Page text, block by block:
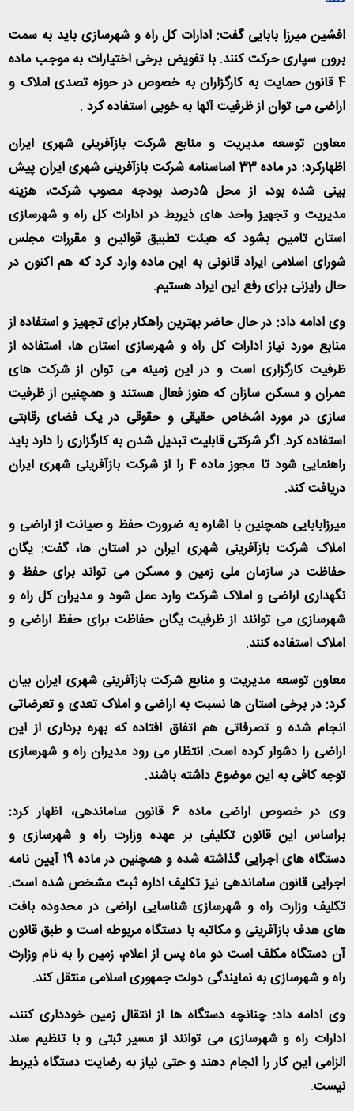
افشین میرزا بابایی گفت: ادارات کل راه و شهرسازی باید به سمت
برون سپاری حرکت کنند. با تفویض برخی اختیارات به موجب ماده
4 قانون حمایت به کارگزاران به خصوص در حوزه تصدی املاک و
اراضی می توان از ظرفیت آنها به خوبی استفاده کرد .
معاون توسعه مدیریت و منابع شرکت بازآفرینی شهری ایران
اظهارکرد: در ماده 33 اساسنامه شرکت بازآفرینی شهری ایران پیش
بینی شده بود، از محل 5درصد بودجه مصوب شرکت، هزینه
مدیریت و تجهیز واحد های ذیربط در ادارات کل راه و شهرسازی
استان تامین بشود که هیئت تطبیق قوانین و مقررات مجلس
شورای اسلامی ایراد قانونی به این ماده وارد کرد که هم اکنون در
حال رایزنی برای رفع این ایراد هستیم.
وی ادامه داد: در حال حاضر بهترین راهکار برای تجهیز و استفاده از
منابع مورد نیاز ادارات کل راه و شهرسازی استان ها، استفاده از
ظرفیت کارگزاری است و در این زمینه می توان از شرکت های
عمران و مسکن سازان که هنوز فعال هستند و همچنین از ظرفیت
سازی در مورد اشخاص حقیقی و حقوقی در یک فضای رقابتی
استفاده کرد. اگر شرکتی قابلیت تبدیل شدن به کارگزاری را دارد باید
راهنمایی شود تا مجوز ماده 4 را از شرکت بازآفرینی شهری ایران
دریافت کند.
میرزابابایی همچنین با اشاره به ضرورت حفظ و صیانت از اراضی و
املاک شرکت بازآفرینی شهری ایران در استان ها، گفت: یگان
حفاظت در سازمان ملی زمین و مسکن می تواند برای حفظ و
نگهداری اراضی و املاک شرکت وارد عمل شود و مدیران کل راه و
شهرسازی می توانند از ظرفیت یگان حفاظت برای حفظ اراضی و
املاک استفاده کنند.
معاون توسعه مدیریت و منابع شرکت بازآفرینی شهری ایران بیان
کرد: در برخی استان ها نسبت به اراضی و املاک تعدی و تعرضاتی
انجام شده و تصرفاتی هم اتفاق افتاده که بهره برداری از این
اراضی را دشوار کرده است. انتظار می رود مدیران راه و شهرسازی
توجه کافی به این موضوع داشته باشند.
وی در خصوص اراضی ماده 6 قانون ساماندهی، اظهار کرد:
براساس این قانون تکلیفی بر عهده وزارت راه و شهرسازی و
دستگاه های اجرایی گذاشته شده و همچنین در ماده 19 آیین نامه
اجرایی قانون ساماندهی نیز تکلیف اداره ثبت مشخص شده است.
تکلیف وزارت راه و شهرسازی شناسایی اراضی در محدوده بافت
های هدف بازآفرینی و مکاتبه با دستگاه مربوطه است و طبق قانون
آن دستگاه مکلف است دو ماه پس از اعلام، زمین را به نام وزارت
راه و شهرسازی به نمایندگی دولت جمهوری اسلامی منتقل کند.
وی ادامه داد: چنانچه دستگاه ها از انتقال زمین خودداری کنند،
ادارات راه و شهرسازی می توانند از مسیر ثبتی و با تنظیم سند
الزامی این کار را انجام دهند و حتی نیاز به رضایت دستگاه ذیربط
نیست.